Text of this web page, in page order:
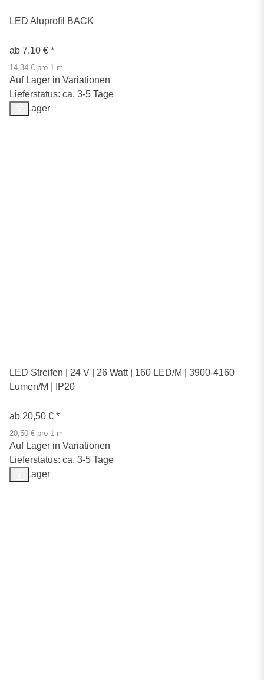
LED Aluprofil BACK
ab 7,10 € *
14,34 € pro 1 m
Auf Lager in Variationen
Lieferstatus: ca. 3-5 Tage
Auf Lager
LED Streifen | 24 V | 26 Watt | 160 LED/M | 3900-4160
Lumen/M | IP20
ab 20,50 € *
20,50 € pro 1 m
Auf Lager in Variationen
Lieferstatus: ca. 3-5 Tage
Auf Lager